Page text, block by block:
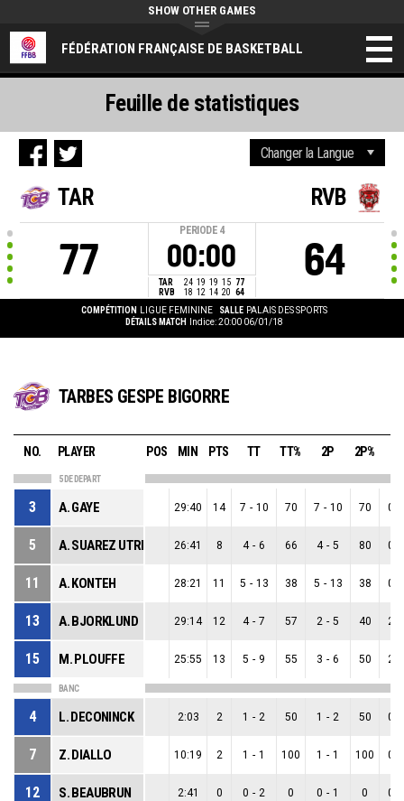
FÉDÉRATION FRANÇAISE DE BASKETBALL
SHOW OTHER GAMES
TAR
77
PERIODE 4
00:00
TAR 24 19 19 15 77
RVB
18 12 14 20 64
RVB
64
COMPÉTITION LIGUE FEMININE SALLE PALAIS DES SPORTS
DÉTAILS MATCH
Indice: 20:00 06/01/18
Feuille de statistiques
TARBES GESPE BIGORRE
NO. PLAYER POS MIN PTS TT TT% 2P 2P%
5 DE DEPART
3 A. GAYE 29:40 14 7 - 10 70 7 - 10 70 0
5 A. SUAREZ UTRERO 26:41 8 4 - 6 66 4 - 5 80 0
11 A. KONTEH 28:21 11 5 - 13 38 5 - 13 38 0
13 A. BJORKLUND 29:14 12 4 - 7 57 2 - 5 40 2
15 M. PLOUFFE 25:55 13 5 - 9 55 3 - 6 50 2
BANC
4 L. DECONINCK 2:03 2 1 - 2 50 1 - 2 50 0
7 Z. DIALLO 10:19 2 1 - 1 100 1 - 1 100 0
12 S. BEAUBRUN 2:41 0 0 - 2 0 0 - 1 0 0